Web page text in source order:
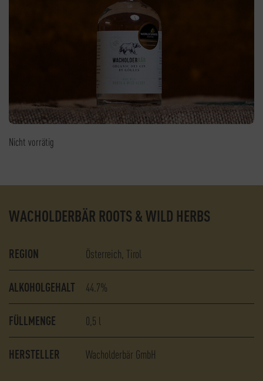
Nicht vorrätig
WACHOLDERBÄR ROOTS & WILD HERBS
REGION Österreich, Tirol
ALKOHOLGEHALT 44.7%
FÜLLMENGE 0,5 l
HERSTELLER Wacholderbär GmbH